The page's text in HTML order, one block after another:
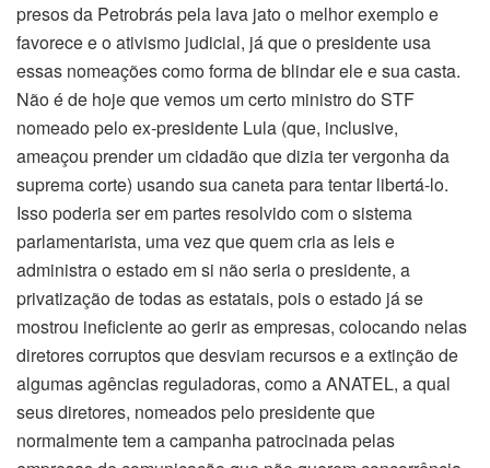
presos da Petrobrás pela lava jato o melhor exemplo e
favorece e o ativismo judicial, já que o presidente usa
essas nomeações como forma de blindar ele e sua casta.
Não é de hoje que vemos um certo ministro do STF
nomeado pelo ex-presidente Lula (que, inclusive,
ameaçou prender um cidadão que dizia ter vergonha da
suprema corte) usando sua caneta para tentar libertá-lo.
Isso poderia ser em partes resolvido com o sistema
parlamentarista, uma vez que quem cria as leis e
administra o estado em si não seria o presidente, a
privatização de todas as estatais, pois o estado já se
mostrou ineficiente ao gerir as empresas, colocando nelas
diretores corruptos que desviam recursos e a extinção de
algumas agências reguladoras, como a ANATEL, a qual
seus diretores, nomeados pelo presidente que
normalmente tem a campanha patrocinada pelas